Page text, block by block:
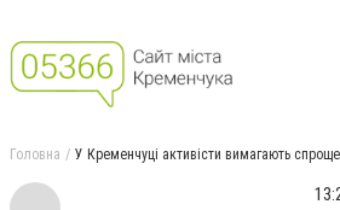
Головна У Кременчуці активісти вимагають